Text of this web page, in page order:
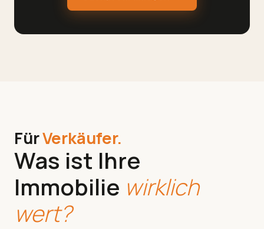
FürVerkäufer.
Was ist Ihre
Immobilie wirklich
wert?